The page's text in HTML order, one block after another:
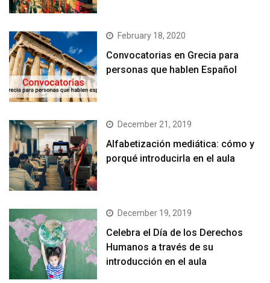
February 18, 2020
Convocatorias en Grecia para
personas que hablen Español
December 21, 2019
Alfabetización mediática: cómo y
porqué introducirla en el aula
December 19, 2019
Celebra el Día de los Derechos
Humanos a través de su
introducción en el aula